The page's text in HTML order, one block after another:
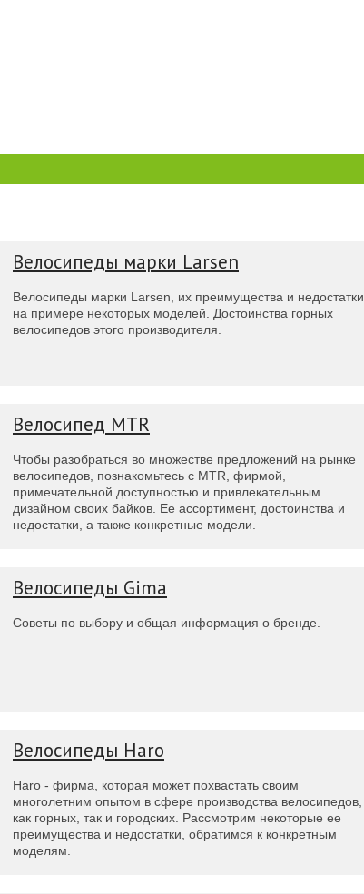
Велосипеды марки Larsen
Велосипеды марки Larsen, их преимущества и недостатки
на примере некоторых моделей. Достоинства горных
велосипедов этого производителя.
Велосипед MTR
Чтобы разобраться во множестве предложений на рынке
велосипедов, познакомьтесь с MTR, фирмой,
примечательной доступностью и привлекательным
дизайном своих байков. Ее ассортимент, достоинства и
недостатки, а также конкретные модели.
Велосипеды Gima
Советы по выбору и общая информация о бренде.
Велосипеды Haro
Haro - фирма, которая может похвастать своим
многолетним опытом в сфере производства велосипедов,
как горных, так и городских. Рассмотрим некоторые ее
преимущества и недостатки, обратимся к конкретным
моделям.